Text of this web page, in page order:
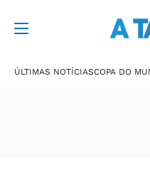
ÚLTIMAS NOTÍCIASCOPA DO